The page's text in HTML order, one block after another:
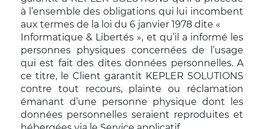
à l’ensemble des obligations qui lui incombent
aux termes de la loi du 6 janvier 1978 dite «
Informatique & Libertés », et qu’il a informé les
personnes physiques concernées de l’usage
qui est fait des dites données personnelles. A
ce titre, le Client garantit KEPLER SOLUTIONS
contre tout recours, plainte ou réclamation
émanant d’une personne physique dont les
données personnelles seraient reproduites et